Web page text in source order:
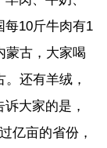
每10斤牛肉有1
蒙古，大家喝
还有羊绒，
大家的是，
亿亩的省份，